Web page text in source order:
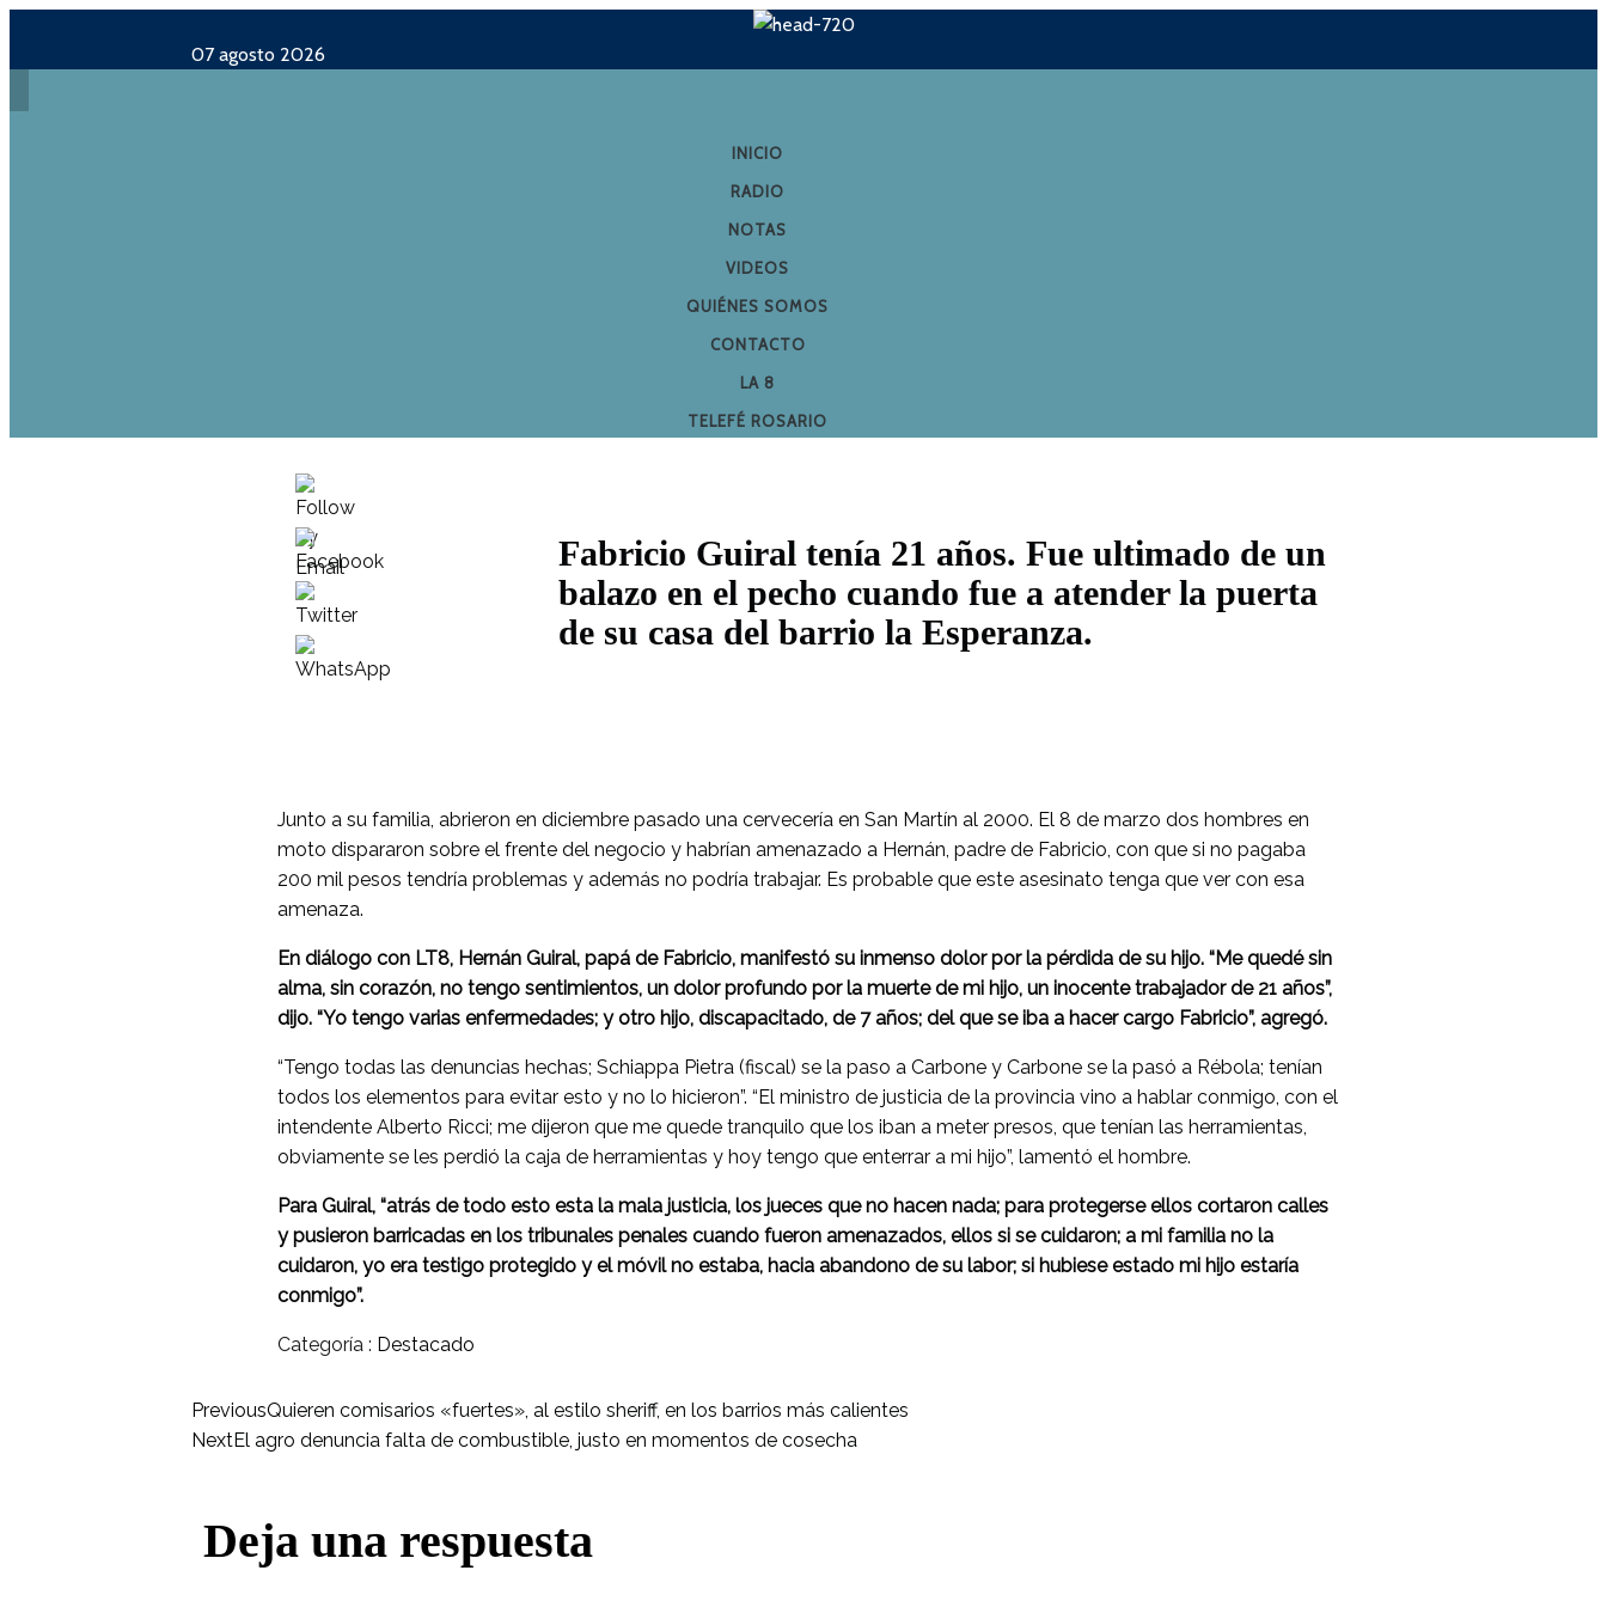
07 agosto 2026
INICIO
RADIO
NOTAS
VIDEOS
QUIÉNES SOMOS
CONTACTO
LA 8
TELEFÉ ROSARIO
Fabricio Guiral tenía 21 años. Fue ultimado de un
balazo en el pecho cuando fue a atender la puerta
de su casa del barrio la Esperanza.
Junto a su familia, abrieron en diciembre pasado una cervecería en San Martín al 2000. El 8 de marzo dos hombres en
moto dispararon sobre el frente del negocio y habrían amenazado a Hernán, padre de Fabricio, con que si no pagaba
200 mil pesos tendría problemas y además no podría trabajar. Es probable que este asesinato tenga que ver con esa
amenaza.
En diálogo con LT8, Hernán Guiral, papá de Fabricio, manifestó su inmenso dolor por la pérdida de su hijo. “Me quedé sin
alma, sin corazón, no tengo sentimientos, un dolor profundo por la muerte de mi hijo, un inocente trabajador de 21 años”,
dijo. “Yo tengo varias enfermedades; y otro hijo, discapacitado, de 7 años; del que se iba a hacer cargo Fabricio”, agregó.
“Tengo todas las denuncias hechas; Schiappa Pietra (fiscal) se la paso a Carbone y Carbone se la pasó a Rébola; tenían
todos los elementos para evitar esto y no lo hicieron”. “El ministro de justicia de la provincia vino a hablar conmigo, con el
intendente Alberto Ricci; me dijeron que me quede tranquilo que los iban a meter presos, que tenían las herramientas,
obviamente se les perdió la caja de herramientas y hoy tengo que enterrar a mi hijo”, lamentó el hombre.
Para Guiral, “atrás de todo esto esta la mala justicia, los jueces que no hacen nada; para protegerse ellos cortaron calles
y pusieron barricadas en los tribunales penales cuando fueron amenazados, ellos si se cuidaron; a mi familia no la
cuidaron, yo era testigo protegido y el móvil no estaba, hacia abandono de su labor; si hubiese estado mi hijo estaría
conmigo”.
Categoría : Destacado
PreviousQuieren comisarios «fuertes», al estilo sheriff, en los barrios más calientes
NextEl agro denuncia falta de combustible, justo en momentos de cosecha
Deja una respuesta